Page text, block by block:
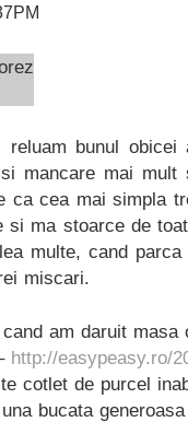
reluam bunul
mancare mai
ca cea mai simpla
si ma stoarce de
multe, cand
miscari.
am daruit masa
http://easypeasy.ro/
cotlet de purcel
bucata